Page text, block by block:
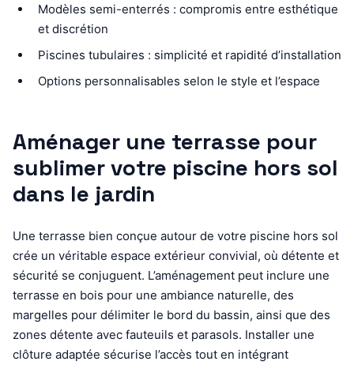
Modèles semi-enterrés : compromis entre esthétique
et discrétion
Piscines tubulaires : simplicité et rapidité d’installation
Options personnalisables selon le style et l’espace
Aménager une terrasse pour
sublimer votre piscine hors sol
dans le jardin
Une terrasse bien conçue autour de votre piscine hors sol
crée un véritable espace extérieur convivial, où détente et
sécurité se conjuguent. L’aménagement peut inclure une
terrasse en bois pour une ambiance naturelle, des
margelles pour délimiter le bord du bassin, ainsi que des
zones détente avec fauteuils et parasols. Installer une
clôture adaptée sécurise l’accès tout en intégrant